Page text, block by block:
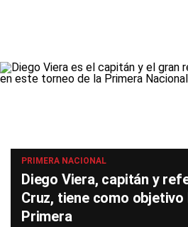
PRIMERA NACIONAL
Diego Viera, capitán y
Cruz, tiene como objetivo
Primera